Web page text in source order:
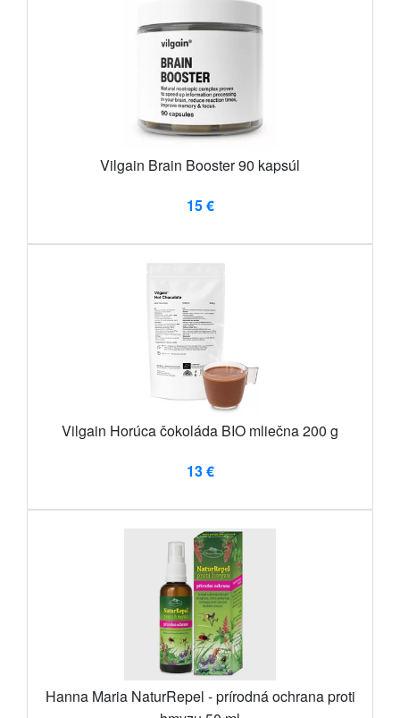
Vilgain Brain Booster 90 kapsúl
15 €
Vilgain Horúca čokoláda BIO mliečna 200 g
13 €
Hanna Maria NaturRepel - prírodná ochrana proti